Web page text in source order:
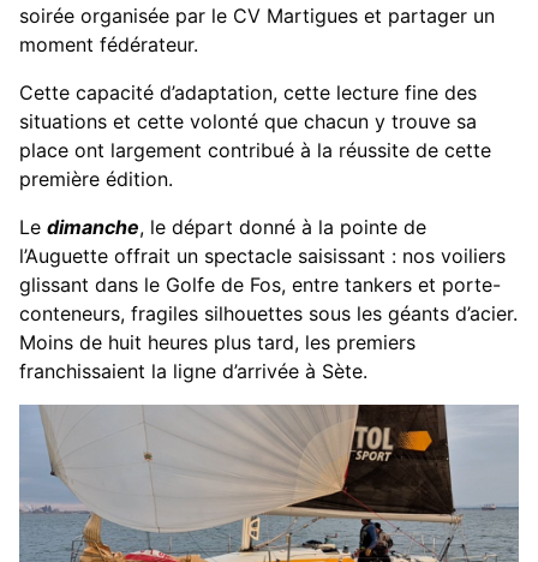
soirée organisée par le CV Martigues et partager un
moment fédérateur.
Cette capacité d’adaptation, cette lecture fine des
situations et cette volonté que chacun y trouve sa
place ont largement contribué à la réussite de cette
première édition.
Le dimanche, le départ donné à la pointe de
l’Auguette offrait un spectacle saisissant : nos voiliers
glissant dans le Golfe de Fos, entre tankers et porte-
conteneurs, fragiles silhouettes sous les géants d’acier.
Moins de huit heures plus tard, les premiers
franchissaient la ligne d’arrivée à Sète.